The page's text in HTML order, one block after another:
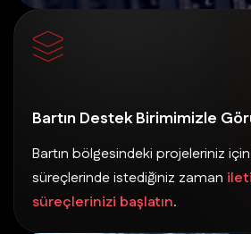
Bartın Destek Birimimizle
Bartın bölgesindeki projeleriniz
süreçlerinde istediğiniz zaman
süreçlerinizi başlatın.